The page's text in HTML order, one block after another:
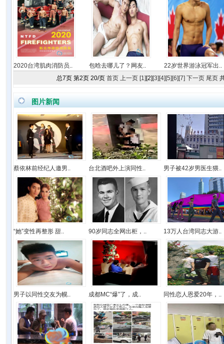
2020台湾肌肉消防员.. 包晗去哪儿了？网友..
22岁世界游泳冠军出..
总7页 第2页20/页首页 上一页 [1] [2] [3] [4] [5] [6] [7] 下一页 尾页
图片新闻
蔡依林前经纪人邀男.. 台北酒吧外上演同性.. 男子被42岁男医生猥..
“她”变性再整形 甜.. 90岁同志全网出柜，.. 13万人台湾同志大游..
男子以同性交友为幌.. 成都MC“爆”了，成.. 同性恋人恩爱20年，..